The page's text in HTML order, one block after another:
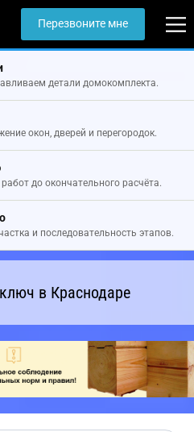
Перезвоните мне
детали домокомплекта.
окон, дверей и перегородок.
до окончательного расчёта.
и последовательность этапов.
в Краснодаре